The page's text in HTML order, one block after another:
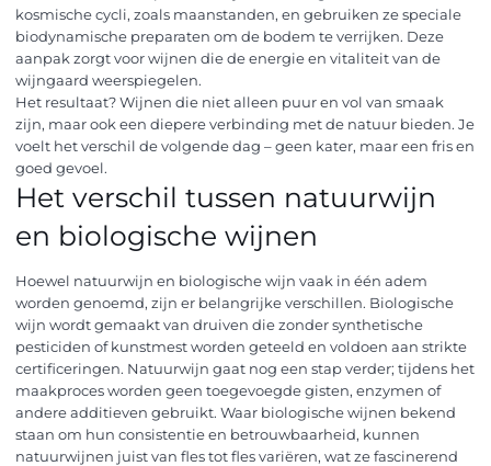
kosmische cycli, zoals maanstanden, en gebruiken ze speciale
biodynamische preparaten om de bodem te verrijken. Deze
aanpak zorgt voor wijnen die de energie en vitaliteit van de
wijngaard weerspiegelen.
Het resultaat? Wijnen die niet alleen puur en vol van smaak
zijn, maar ook een diepere verbinding met de natuur bieden. Je
voelt het verschil de volgende dag – geen kater, maar een fris en
goed gevoel.
Het verschil tussen natuurwijn
en biologische wijnen
Hoewel natuurwijn en biologische wijn vaak in één adem
worden genoemd, zijn er belangrijke verschillen. Biologische
wijn wordt gemaakt van druiven die zonder synthetische
pesticiden of kunstmest worden geteeld en voldoen aan strikte
certificeringen. Natuurwijn gaat nog een stap verder; tijdens het
maakproces worden geen toegevoegde gisten, enzymen of
andere additieven gebruikt. Waar biologische wijnen bekend
staan om hun consistentie en betrouwbaarheid, kunnen
natuurwijnen juist van fles tot fles variëren, wat ze fascinerend